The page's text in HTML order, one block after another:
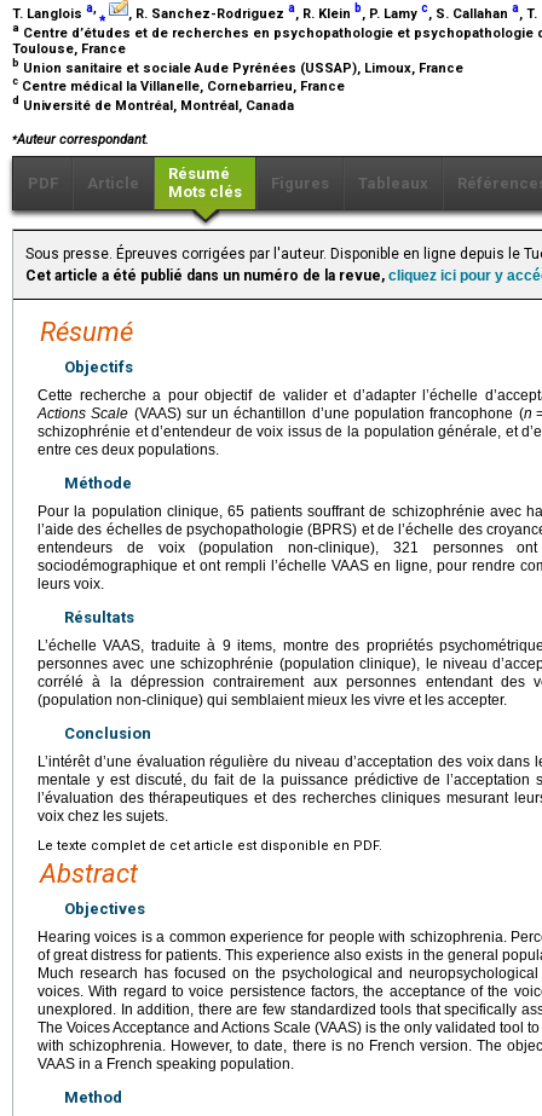
T. Langlois a,⁎ , R. Sanchez-Rodriguez a, R. Klein b, P. Lamy c, S. Callahan a,
a Centre d’études et de recherches en psychopathologie et psychopathologie
Toulouse, France
b Union sanitaire et sociale Aude Pyrénées (USSAP), Limoux, France
c Centre médical la Villanelle, Cornebarrieu, France
d Université de Montréal, Montréal, Canada
⁎Auteur correspondant.
PDF Article
Résumé
Mots clés
Figures Tableaux
Sous presse. Épreuves corrigées par l'auteur. Disponible en ligne depuis le
Cet article a été publié dans un numéro de la revue, cliquez ici pour y
Résumé
Objectifs
Cette recherche a pour objectif de valider et d’adapter l’échelle
Actions Scale (VAAS) sur un échantillon d’une population francophone (n
schizophrénie et d’entendeur de voix issus de la population générale, et
entre ces deux populations.
Méthode
Pour la population clinique, 65 patients souffrant de schizophrénie avec
l’aide des échelles de psychopathologie (BPRS) et de l’échelle des
entendeurs de voix (population non-clinique), 321 personnes
sociodémographique et ont rempli l’échelle VAAS en ligne, pour rendre
leurs voix.
Résultats
L’échelle VAAS, traduite à 9 items, montre des propriétés
personnes avec une schizophrénie (population clinique), le niveau
corrélé à la dépression contrairement aux personnes entendant des
(population non-clinique) qui semblaient mieux les vivre et les accepter.
Conclusion
L’intérêt d’une évaluation régulière du niveau d’acceptation des voix
mentale y est discuté, du fait de la puissance prédictive de
l’évaluation des thérapeutiques et des recherches cliniques mesurant
voix chez les sujets.
Le texte complet de cet article est disponible en PDF.
Abstract
Objectives
Hearing voices is a common experience for people with schizophrenia.
of great distress for patients. This experience also exists in the general
Much research has focused on the psychological and
voices. With regard to voice persistence factors, the acceptance of the
unexplored. In addition, there are few standardized tools that specifically
The Voices Acceptance and Actions Scale (VAAS) is the only validated tool
with schizophrenia. However, to date, there is no French version. The
VAAS in a French speaking population.
Method